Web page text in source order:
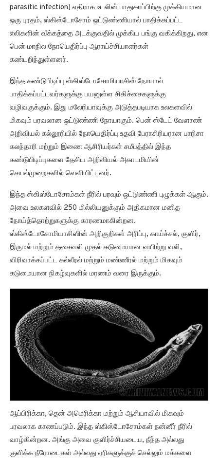
parasitic infection) எதிராக உடலின் பாதுகாப்பிற்கு முக்கியமான
ஒரு புரதம், ஸ்கிஸ்டோசோம் ஒட்டுண்ணியால் பாதிக்கப்பட்ட
எலிகளின் வீக்கத்தை அடக்குவதில் முக்கிய பங்கு வகிக்கிறது, என
பென் மாநில நோயெதிர்ப்பு ஆராய்ச்சியாளர்கள்
கண்டறிந்துள்ளனர்.
இந்த கண்டுபிடிப்பு ஸ்கிஸ்டோசோமியாசிஸ் நோயால்
பாதிக்கப்பட்டவர்களுக்கு பயனுள்ள சிகிச்சைகளுக்கு
வழிவகுக்கும். இது மலேரியாவுக்கு அடுத்தபடியாக உலகளவில்
மிகவும் பரவலான ஒட்டுண்ணி நோயாகும். பென் ஸ்டேட் வேளாண்
அறிவியல் கல்லூரியில் நோயெதிர்ப்பு உதவி பேராசிரியரான பாரிசா
கலந்தாரி மற்றும் இணை ஆசிரியர்கள் சமீபத்தில் இந்த
கண்டுபிடிப்புகளை தேசிய அறிவியல் அகாடமியின்
செயல்முறைகளில் வெளியிட்டனர்.
இந்த ஸ்கிஸ்டோசோம்கள் நீரில் பரவும் ஒட்டுண்ணி புழுக்கள் ஆகும்.
அவை உலகளவில் 250 மில்லியனுக்கும் அதிகமான மனித
நோய்த்தொற்றுகளுக்கு காரணமாகின்றன.
ஸ்கிஸ்டோசோமியாசிஸின் அறிகுறிகள் அரிப்பு, காய்ச்சல், குளிர்,
இருமல் மற்றும் தசைவலி முதல் கடுமையான வயிற்று வலி,
விரிவாக்கப்பட்ட கல்லீரல் மற்றும் மண்ணீரல் மற்றும் மிகவும்
கடுமையான நிகழ்வுகளில் மரணம் வரை இருக்கும்.
ஆப்பிரிக்கா, தென் அமெரிக்கா மற்றும் ஆசியாவில் மிகவும்
பரவலாக காணப்படும். இந்த ஸ்கிஸ்டோசோம்கள் நன்னீர் நீரில்
வாழ்கின்றன. அங்கு அவை குளிர்ச்சியடைய, நீந்த அல்லது
குளிக்க நீரோடைகள் அல்லது ஏரிகளுக்குச் செல்லும் மக்களை